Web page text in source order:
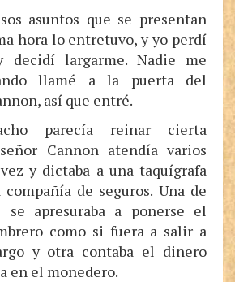
asuntos que se presentan
hora lo entretuvo, y yo perdí
decidí largarme. Nadie me
llamé a la puerta del
así que entré.
parecía reinar cierta
Cannon atendía varios
y dictaba a una taquígrafa
de seguros. Una de
se apresuraba a ponerse el
como si fuera a salir a
y otra contaba el dinero
en el monedero.